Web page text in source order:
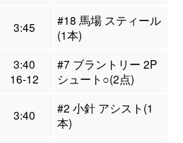
3:45
#18 馬場 スティール
(1本)
3:40
16-12
#7 ブラントリー 2P
シュート○(2点)
3:40
#2 小針 アシスト(1
本)